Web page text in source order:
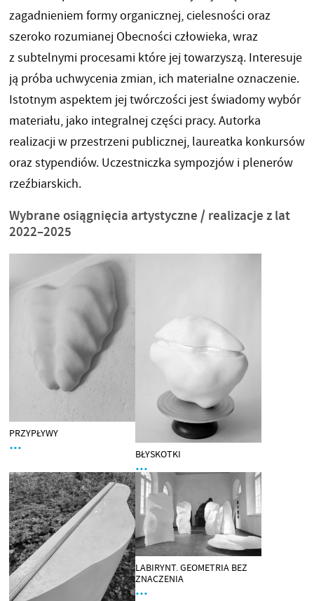
zagadnieniem formy organicznej, cielesności oraz
szeroko rozumianej Obecności człowieka, wraz
z subtelnymi procesami które jej towarzyszą. Interesuje
ją próba uchwycenia zmian, ich materialne oznaczenie.
Istotnym aspektem jej twórczości jest świadomy wybór
materiału, jako integralnej części pracy. Autorka
realizacji w przestrzeni publicznej, laureatka konkursów
oraz stypendiów. Uczestniczka sympozjów i plenerów
rzeźbiarskich.
Wybrane osiągnięcia artystyczne / realizacje z lat
2022–2025
PRZYPŁYWY
…
BŁYSKOTKI
…
LABIRYNT. GEOMETRIA BEZ
ZNACZENIA
…